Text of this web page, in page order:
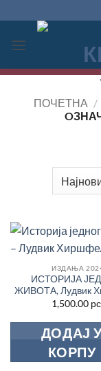
на
садржај
ПОЧЕТНА /
ИЗДАЊА
ИСТОРИЈА
ЖИВОТА, Лудвик
1,500.00
ДОДАЈ
КОРПУ